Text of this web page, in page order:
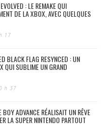
: LE REMAKE QUI
DE LA XBOX, AVEC QUELQUES
17
BLACK FLAG RESYNCED : UN
QUI SUBLIME UN GRAND
h 37
ADVANCE RÉALISAIT UN RÊVE
LA SUPER NINTENDO PARTOUT